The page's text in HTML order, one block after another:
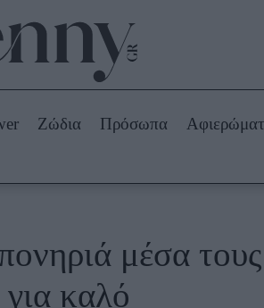
Beauty -
Ομορφιά
Skincare
Μακιγιάζ
Ζώδια
Ζώδια Πρόσωπα
μέσα τους
καλό